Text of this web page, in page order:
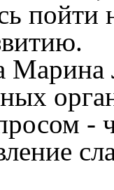
пойти